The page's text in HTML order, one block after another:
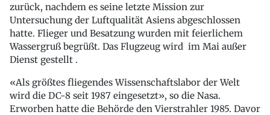
zurück, nachdem es seine letzte Mission zur
Untersuchung der Luftqualität Asiens abgeschlossen
hatte. Flieger und Besatzung wurden mit feierlichem
Wassergruß begrüßt. Das Flugzeug wird im Mai außer
Dienst gestellt .
«Als größtes fliegendes Wissenschaftslabor der Welt
wird die DC-8 seit 1987 eingesetzt», so die Nasa.
Erworben hatte die Behörde den Vierstrahler 1985. Davor